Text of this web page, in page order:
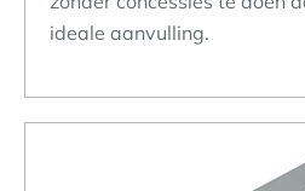
ideale aanvulling.